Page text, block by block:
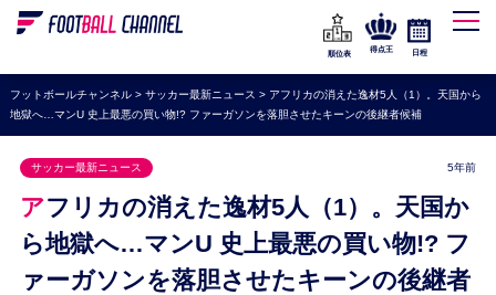
WEリーグ
海外サッカー
プレミアリーグ
ラ・リーガ
セリエA
ブンデスリーガ
UEFA
順位表
得点王 日程
フットボールチャンネル> サッカー最新ニュース > アフリカの消えた逸材5人（1）。天国から
地獄へ…マンU 史上最悪の買い物!? ファーガソンを落胆させたキーンの後継者候補
サッカー最新ニュース 5年前
アフリカの消えた逸材5人（1）。天国か
ら地獄へ…マンU 史上最悪の買い物!? フ
ァーガソンを落胆させたキーンの後継者